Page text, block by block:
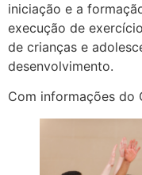
iniciação e a
execução de
de crianças e
desenvolvimento.
Com informações do